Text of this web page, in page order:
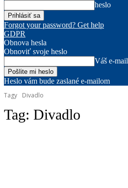
heslo
Forgot your password? Get help
GDPR
Obnova hesla
Obnoviť svoje heslo
Váš e-mail
Heslo vám bude zaslané e-mailom
Tagy
Divadlo
Tag: Divadlo